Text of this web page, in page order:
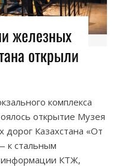
железных
открыли
комплекса
открытие Музея
дорог Казахстана «От
к стальным
информации КТЖ,